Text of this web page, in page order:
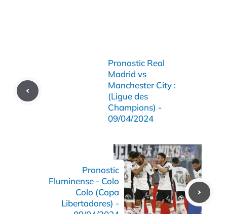
Pronostic Real
Madrid vs
Manchester City :
(Ligue des
Champions) -
09/04/2024
Pronostic
Fluminense - Colo
Colo (Copa
Libertadores) -